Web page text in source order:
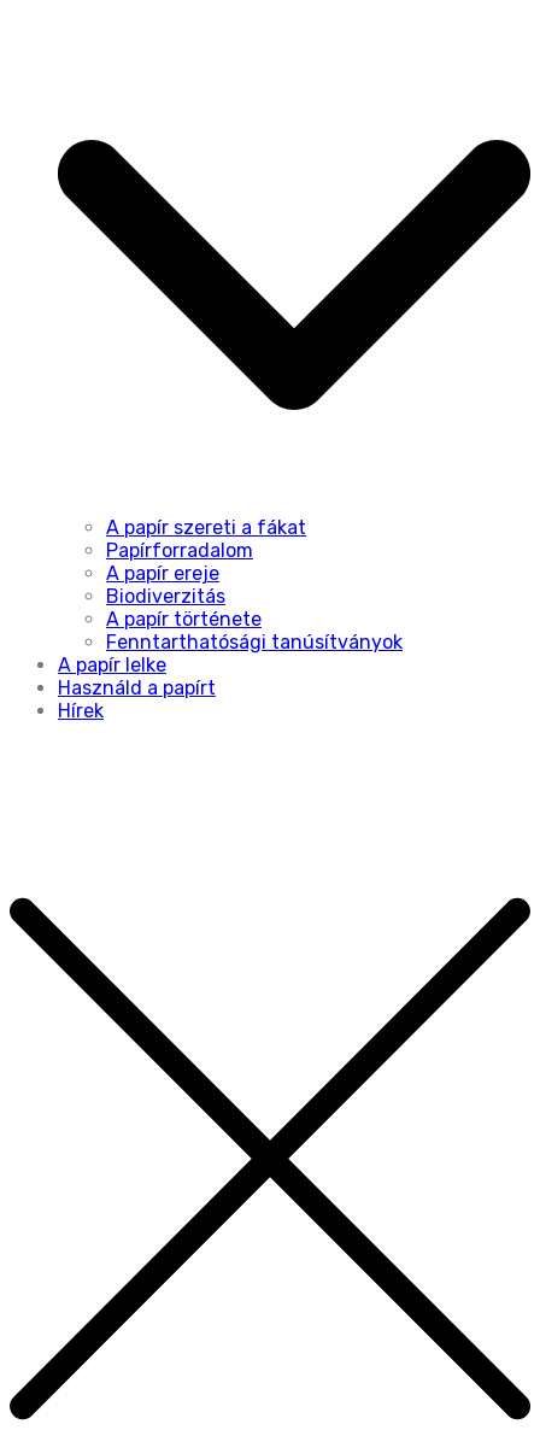
A papír szereti a fákat
Papírforradalom
A papír ereje
Biodiverzitás
A papír története
Fenntarthatósági tanúsítványok
A papír lelke
Használd a papírt
Hírek